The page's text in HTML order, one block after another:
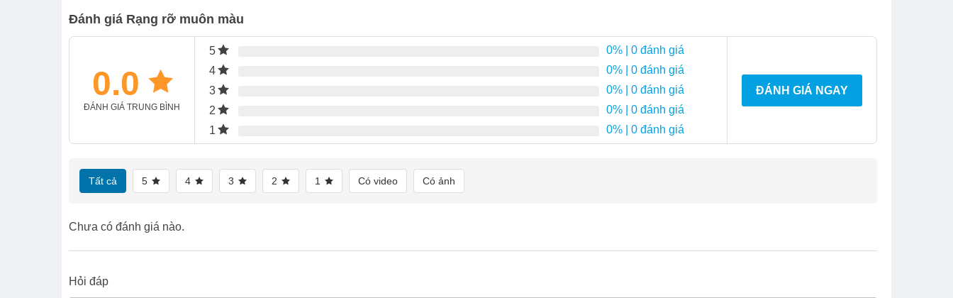
Đánh giá Rạng rỡ muôn màu
0.0
ĐÁNH GIÁ TRUNG BÌNH
5 0% | 0 đánh giá
4
0% | 0 đánh giá
3
0% | 0 đánh giá
2
0% | 0 đánh giá
1
0% | 0 đánh giá
ĐÁNH GIÁ NGAY
Tất cả 5 4 3 2 1 Có video Có ảnh
Chưa có đánh giá nào.
Hỏi đáp